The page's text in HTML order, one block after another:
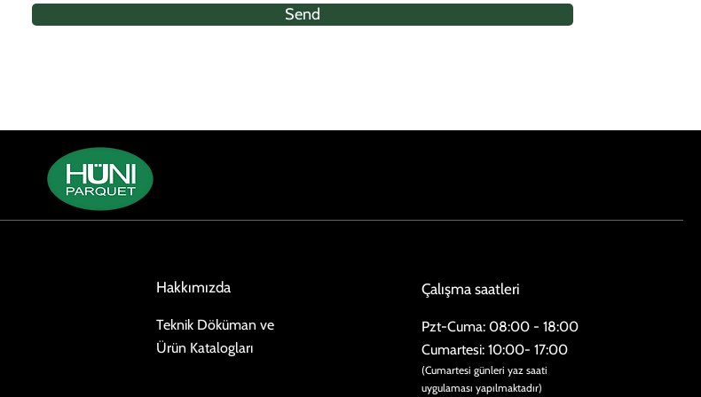
Send
Hakkımızda
Teknik Döküman ve
Ürün Katalogları
Çalışma saatleri
Pzt-Cuma: 08:00 - 18:00
​​Cumartesi: 10:00- 17:00
(Cumartesi günleri yaz saati
uygulaması yapılmaktadır)